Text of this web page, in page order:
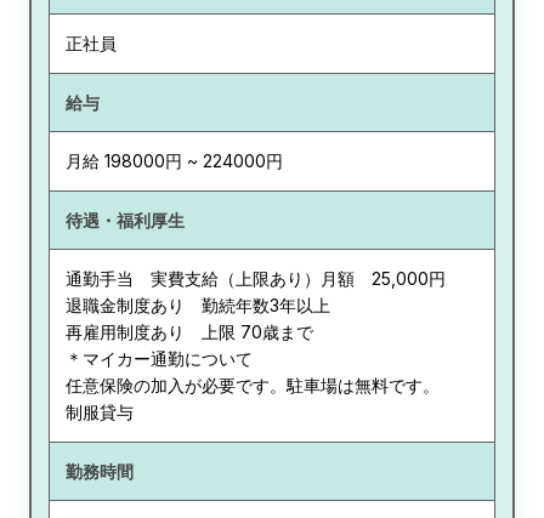
正社員
給与
月給 198000円 ~ 224000円
待遇・福利厚生
通勤手当 実費支給（上限あり）月額 25,000円
退職金制度あり 勤続年数3年以上
再雇用制度あり 上限 70歳まで
＊マイカー通勤について
任意保険の加入が必要です。駐車場は無料です。
制服貸与
勤務時間